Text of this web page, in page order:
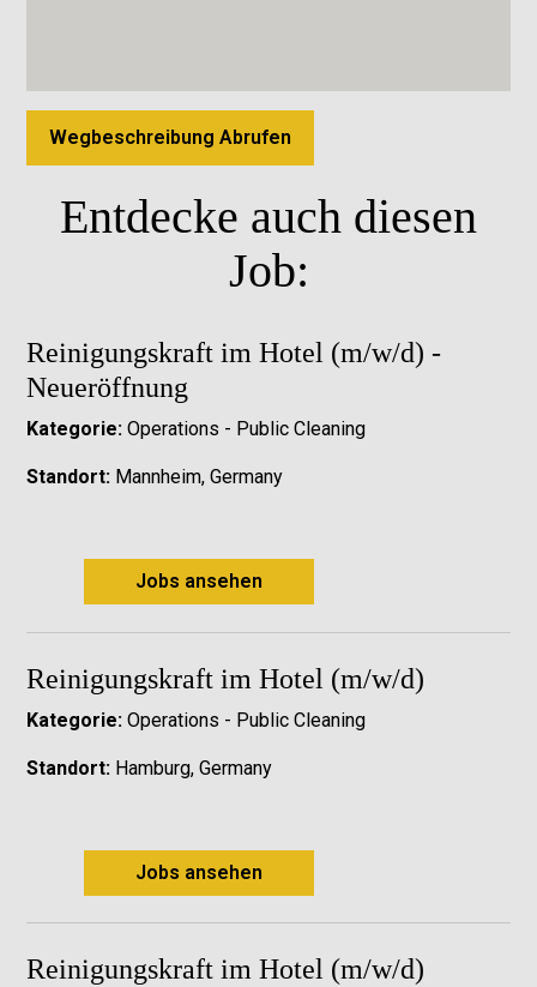
Wegbeschreibung Abrufen
Entdecke auch diesen
Job:
Reinigungskraft im Hotel (m/w/d) -
Neueröffnung
Kategorie:Operations - Public Cleaning
Standort:Mannheim, Germany
Jobs ansehen
Reinigungskraft im Hotel (m/w/d)
Kategorie:Operations - Public Cleaning
Standort:Hamburg, Germany
Jobs ansehen
Reinigungskraft im Hotel (m/w/d)